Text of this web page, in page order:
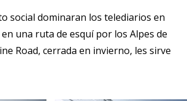
social dominaran los telediarios en
una ruta de esquí por los Alpes de
Road, cerrada en invierno, les sirve